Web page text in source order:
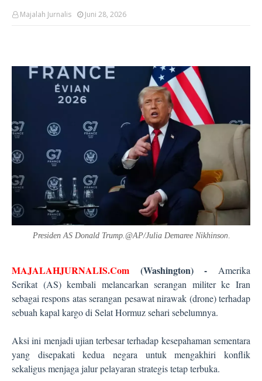
Majalah Jurnalis Juni 28, 2026
Presiden AS Donald Trump.@AP/Julia Demaree Nikhinson.
MAJALAHJURNALIS.Com (Washington) - Amerika
Serikat (AS) kembali melancarkan serangan militer ke Iran
sebagai respons atas serangan pesawat nirawak (drone) terhadap
sebuah kapal kargo di Selat Hormuz sehari sebelumnya.
Aksi ini menjadi ujian terbesar terhadap kesepahaman sementara
yang disepakati kedua negara untuk mengakhiri konflik
sekaligus menjaga jalur pelayaran strategis tetap terbuka.